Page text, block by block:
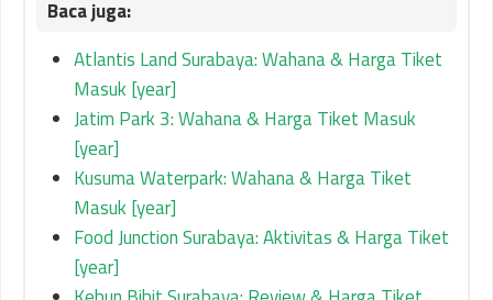
Atlantis Land Surabaya: Wahana & Harga Tiket
Masuk [year]
Jatim Park 3: Wahana & Harga Tiket Masuk
[year]
Kusuma Waterpark: Wahana & Harga Tiket
Masuk [year]
Food Junction Surabaya: Aktivitas & Harga Tiket
[year]